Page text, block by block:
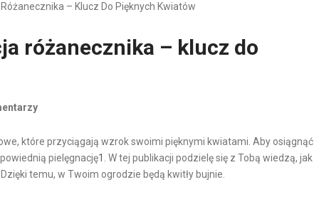
– Klucz Do Pięknych Kwiatów
różanecznika – klucz do
które przyciągają wzrok swoimi pięknymi kwiatami. Aby osiągnąć
pielęgnację1 . W tej publikacji podzielę się z Tobą wiedzą, jak
temu, w Twoim ogrodzie będą kwitły bujnie.